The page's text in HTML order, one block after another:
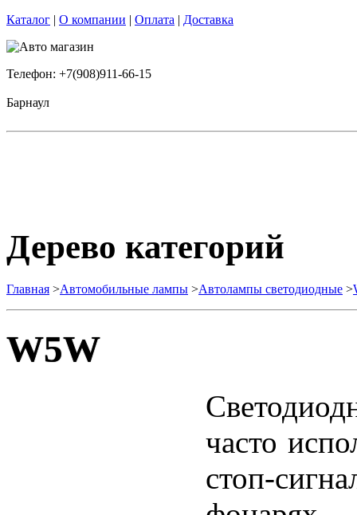
Каталог | О компании | Оплата | Доставка
Телефон: +7(908)911-66-15
Барнаул
Дерево категорий
Главная >Автомобильные лампы >Автолампы светодиодные >
W5W
часто
стоп-